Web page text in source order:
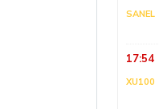
SANEL
17:54
XU100